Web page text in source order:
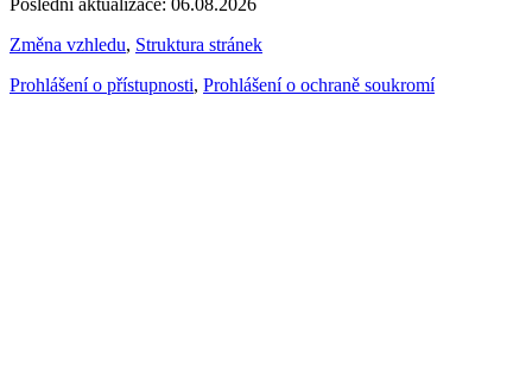
Poslední aktualizace: 06.08.2026
Změna vzhledu, Struktura stránek
Prohlášení o přístupnosti, Prohlášení o ochraně soukromí